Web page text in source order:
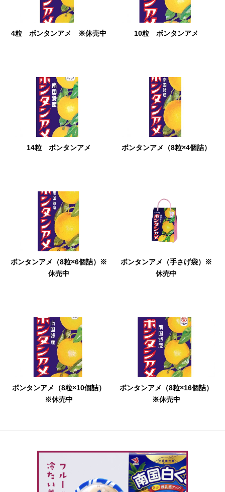
4粒 ボンタンアメ ※休売中 10粒 ボンタンアメ
14粒 ボンタンアメ ボンタンアメ （8粒×4個詰）
ボンタンアメ
（8粒×6個詰）※
休売中
ボンタンアメ
（手さげ袋）※
休売中
ボンタンアメ
（8粒×10個詰）
※休売中
ボンタンアメ
（8粒×16個詰）
※休売中